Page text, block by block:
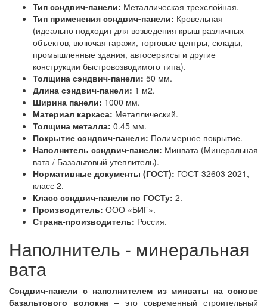
Тип сэндвич-панели: Металлическая трехслойная.
Тип применения сэндвич-панели: Кровельная
(идеально подходит для возведения крыш различных
объектов, включая гаражи, торговые центры, склады,
промышленные здания, автосервисы и другие
конструкции быстровозводимого типа).
Толщина сэндвич-панели: 50 мм.
Длина сэндвич-панели: 1 м2.
Ширина панели: 1000 мм.
Материал каркаса: Металлический.
Толщина металла: 0.45 мм.
Покрытие сэндвич-панели: Полимерное покрытие.
Наполнитель сэндвич-панели: Минвата (Минеральная
вата / Базальтовый утеплитель).
Нормативные документы (ГОСТ): ГОСТ 32603 2021,
класс 2.
Класс сэндвич-панели по ГОСТу: 2.
Производитель: ООО «БИГ».
Страна-производитель: Россия.
Наполнитель - минеральная
вата
Сэндвич-панели с наполнителем из минваты на основе
базальтового волокна – это современный строительный